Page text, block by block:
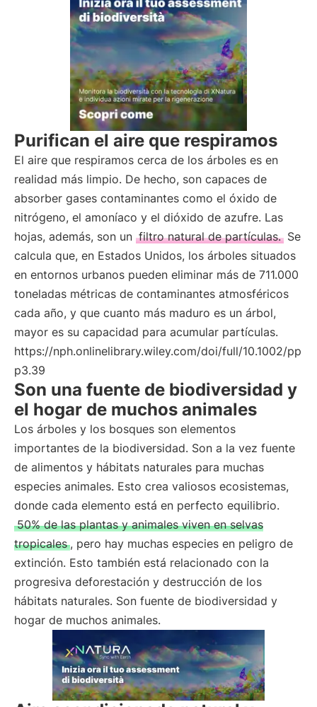
Purifican el aire que respiramos
El aire que respiramos cerca de los árboles es en
realidad más limpio. De hecho, son capaces de
absorber gases contaminantes como el óxido de
nitrógeno, el amoníaco y el dióxido de azufre. Las
hojas, además, son un filtro natural de partículas. Se
calcula que, en Estados Unidos, los árboles situados
en entornos urbanos pueden eliminar más de 711.000
toneladas métricas de contaminantes atmosféricos
cada año, y que cuanto más maduro es un árbol,
mayor es su capacidad para acumular partículas.
https://nph.onlinelibrary.wiley.com/doi/full/10.1002/pp
p3.39
Son una fuente de biodiversidad y
el hogar de muchos animales
Los árboles y los bosques son elementos
importantes de la biodiversidad. Son a la vez fuente
de alimentos y hábitats naturales para muchas
especies animales. Esto crea valiosos ecosistemas,
donde cada elemento está en perfecto equilibrio.
50% de las plantas y animales viven en selvas
tropicales , pero hay muchas especies en peligro de
extinción. Esto también está relacionado con la
progresiva deforestación y destrucción de los
hábitats naturales. Son fuente de biodiversidad y
hogar de muchos animales.